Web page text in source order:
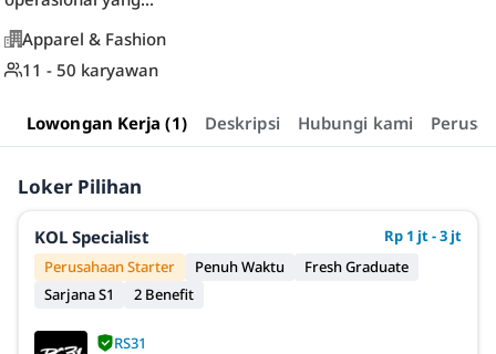
Apparel & Fashion
11 - 50 karyawan
Lowongan Kerja (1) Deskripsi Hubungi kami
Loker Pilihan
KOL Specialist
Rp 1 jt - 3 jt
Perusahaan Starter
Penuh Waktu
Fresh Graduate
Sarjana S1
2 Benefit
RS31